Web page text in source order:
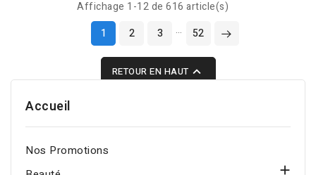
fraîcheur et éclat tout au
long de la journée.
Affichage 1-12 de 616 article(s)
1
2 3 … 52
RETOUR EN HAUT 
Accueil
Nos Promotions
